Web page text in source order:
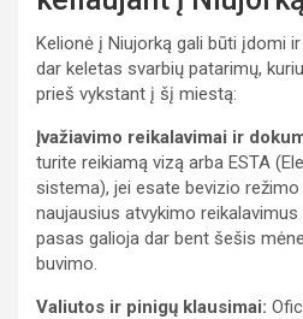
Kelionė į Niujorką gali būti įdomi
dar keletas svarbių patarimų,
prieš vykstant į šį miestą:
Įvažiavimo reikalavimai ir
turite reikiamą vizą arba ESTA
sistema), jei esate bevizio
naujausius atvykimo
pasas galioja dar bent šešis
buvimo.
Valiutos ir pinigų klausimai: